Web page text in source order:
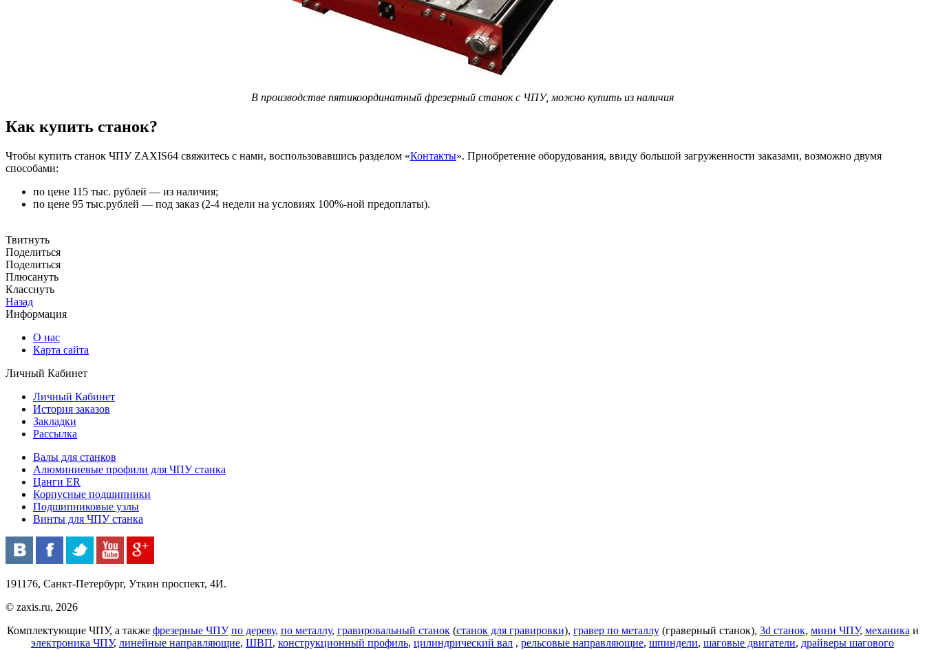
В производстве пятикоординатный фрезерный станок с ЧПУ, можно купить из наличия
Как купить станок?
Чтобы купить станок ЧПУ ZAXIS64 свяжитесь с нами, воспользовавшись разделом «Контакты». Приобретение оборудования, ввиду большой загруженности заказами, возможно двумя
способами:
по цене 115 тыс. рублей — из наличия;
по цене 95 тыс.рублей — под заказ (2-4 недели на условиях 100%-ной предоплаты).
Твитнуть
Поделиться
Поделиться
Плюсануть
Класснуть
Назад
Информация
О нас
Карта сайта
Личный Кабинет
Личный Кабинет
История заказов
Закладки
Рассылка
Валы для станков
Алюминиевые профили для ЧПУ станка
Цанги ER
Корпусные подшипники
Подшипниковые узлы
Винты для ЧПУ станка
191176, Санкт-Петербург, Уткин проспект, 4И.
© zaxis.ru, 2026
Комплектующие ЧПУ, а также фрезерные ЧПУ по дереву, по металлу, гравировальный станок(станок для гравировки), гравер по металлу(граверный станок), 3d станок, мини ЧПУ, механика и
электроника ЧПУ, линейные направляющие, ШВП, конструкционный профиль, цилиндрический вал , рельсовые направляющие, шпиндели, шаговые двигатели, драйверы шагового